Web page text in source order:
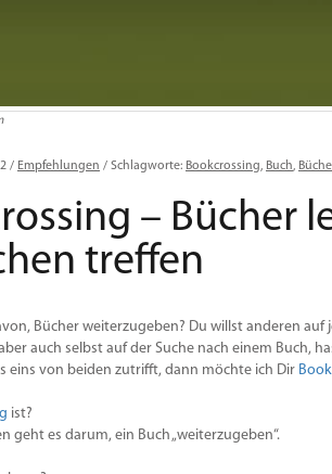
/ Empfehlungen / Schlagworte: Bookcrossing, Buch,
– Bücher
treffen
Bücher weiterzugeben? Du willst anderen
auch selbst auf der Suche nach einem Buch,
eins von beiden zutrifft, dann möchte ich Dir
ist?
geht es darum, ein Buch „weiterzugeben“.